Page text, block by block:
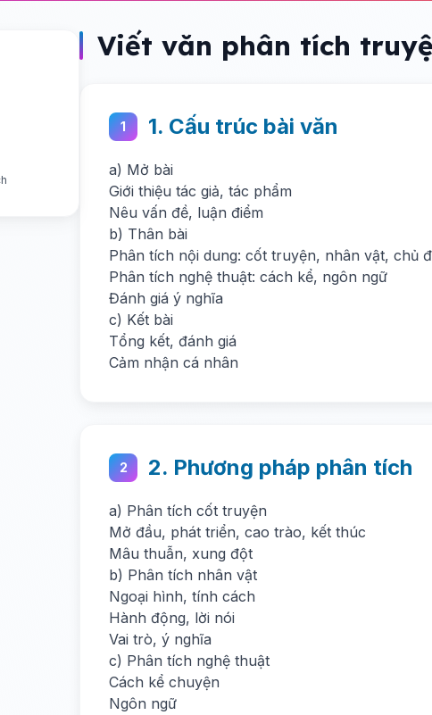
Viết văn phân tích
1 1. Cấu trúc bài văn
a) Mở bài
Giới thiệu tác giả, tác phẩm
Nêu vấn đề, luận điểm
b) Thân bài
Phân tích nội dung: cốt truyện, nhân vật, chủ
Phân tích nghệ thuật: cách kể, ngôn ngữ
Đánh giá ý nghĩa
c) Kết bài
Tổng kết, đánh giá
Cảm nhận cá nhân
2 2. Phương pháp phân tích
a) Phân tích cốt truyện
Mở đầu, phát triển, cao trào, kết thúc
Mâu thuẫn, xung đột
b) Phân tích nhân vật
Ngoại hình, tính cách
Hành động, lời nói
Vai trò, ý nghĩa
c) Phân tích nghệ thuật
Cách kể chuyện
Ngôn ngữ